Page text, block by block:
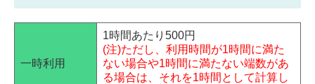
一時利用
1時間あたり500円
(注)ただし、利用時間が1時間に満た
ない場合や1時間に満たない端数があ
る場合は、それを1時間として計算し